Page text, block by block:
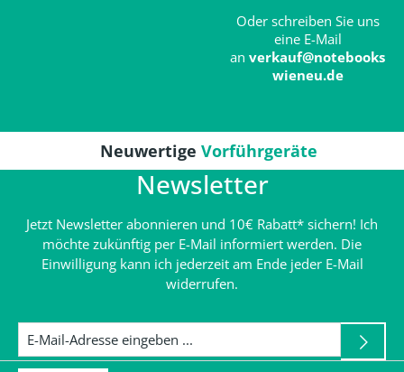
Oder schreiben Sie uns
eine E-Mail
an verkauf@notebooks
wieneu.de
Neuwertige Vorführgeräte
Newsletter
Jetzt Newsletter abonnieren und 10€ Rabatt* sichern! Ich
möchte zukünftig per E-Mail informiert werden. Die
Einwilligung kann ich jederzeit am Ende jeder E-Mail
widerrufen.